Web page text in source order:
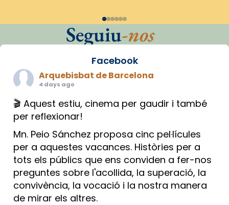
Seguiu-nos
Facebook
Arquebisbat de Barcelona
4 days ago
🎬 Aquest estiu, cinema per gaudir i també
per reflexionar!
Mn. Peio Sánchez proposa cinc pel·lícules
per a aquestes vacances. Històries per a
tots els públics que ens conviden a fer-nos
preguntes sobre l'acollida, la superació, la
convivència, la vocació i la nostra manera
de mirar els altres.